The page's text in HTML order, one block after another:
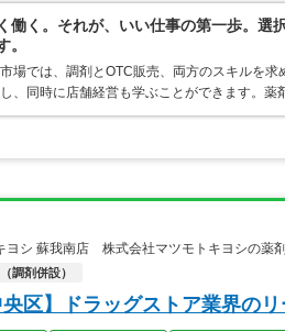
働く。それが、いい仕事の第一歩。
。
場では、調剤とOTC販売、両方のスキルを
、同時に店舗経営も学ぶことができます。
ヨシ 蘇我南店 株式会社マツモトキヨシの薬
調剤併設）
央区】ドラッグストア業界の